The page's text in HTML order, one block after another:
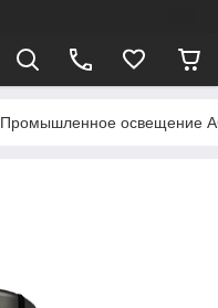
Промышленное освещение